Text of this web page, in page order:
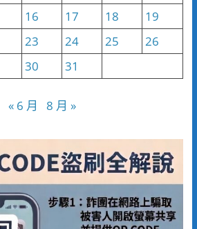
16 17 18
19
23 24 25
26
30 31
« 6 月 8 月 »